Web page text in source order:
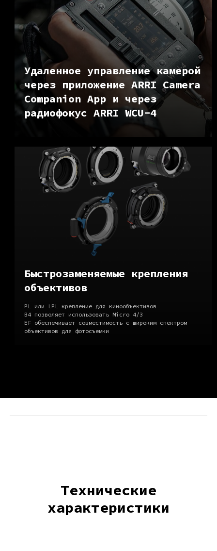
Удаленное управление камерой
через приложение ARRI Camera
Companion App и через
радиофокус ARRI WCU-4
Быстрозаменяемые крепления
объективов
PL или LPL крепление для кинообъективов
B4 позволяет использовать Micro 4/3
EF обеспечивает совместимость с широким спектром
объективов для фотосъемки
Технические
характеристики